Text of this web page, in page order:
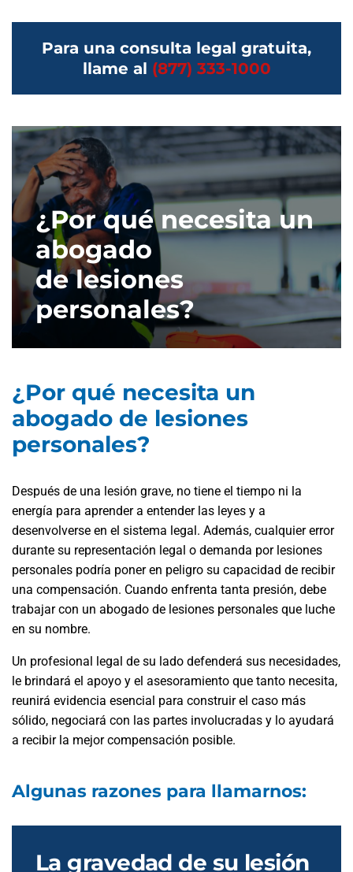
Para una consulta legal gratuita,
llame al (877) 333-1000
¿Por qué necesita un
abogado
de lesiones
personales?
¿Por qué necesita un
abogado de lesiones
personales?
Después de una lesión grave, no tiene el tiempo ni la
energía para aprender a entender las leyes y a
desenvolverse en el sistema legal. Además, cualquier error
durante su representación legal o demanda por lesiones
personales podría poner en peligro su capacidad de recibir
una compensación. Cuando enfrenta tanta presión, debe
trabajar con un abogado de lesiones personales que luche
en su nombre.
Un profesional legal de su lado defenderá sus necesidades,
le brindará el apoyo y el asesoramiento que tanto necesita,
reunirá evidencia esencial para construir el caso más
sólido, negociará con las partes involucradas y lo ayudará
a recibir la mejor compensación posible.
Algunas razones para llamarnos:
La gravedad de su lesión